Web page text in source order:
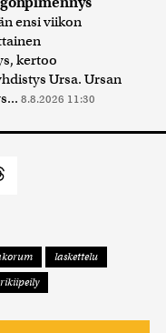
ensi viikon
kertoo
Ursa. Ursan
8.8.2026 11:30
laskettelu